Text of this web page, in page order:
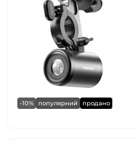
-10% популярний продано